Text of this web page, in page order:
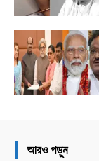
আরও পড়ুন